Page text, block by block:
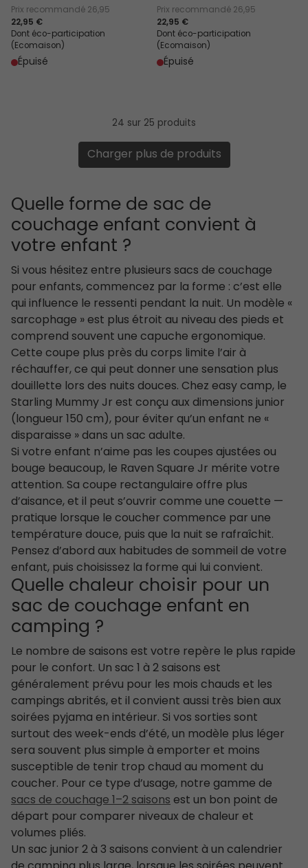
Prix recommandé 26,95
22,95 €
Dont éco-participation
(Ecomaison)
Épuisé
Prix recommandé 26,95
22,95 €
Dont éco-participation
(Ecomaison)
Épuisé
24 sur 25 produits
Charger plus de produits
Quelle forme de sac de
couchage enfant convient à
votre enfant ?
Si vous hésitez entre plusieurs sacs de couchage
pour enfants, commencez par la forme : c’est elle
qui influence le ressenti pendant la nuit. Un modèle «
sarcophage » est plus étroit au niveau des pieds et
comprend souvent une capuche ergonomique.
Cette coupe plus près du corps limite l’air à
réchauffer, ce qui peut donner une sensation plus
douillette lors des nuits douces. Chez easy camp, le
Starling Mummy Jr est conçu aux dimensions junior
(longueur 150 cm), pour éviter qu’un enfant ne «
disparaisse » dans un sac adulte.
Si votre enfant n’aime pas les coupes ajustées ou
bouge beaucoup, le Raven Square Jr mérite votre
attention. Sa coupe rectangulaire offre plus
d’aisance, et il peut s’ouvrir comme une couette —
pratique lorsque le coucher commence par une
température douce, puis que la nuit se rafraîchit.
Pensez d’abord aux habitudes de sommeil de votre
enfant, puis choisissez la forme qui lui convient.
Quelle chaleur choisir pour un
sac de couchage enfant en
camping ?
Le nombre de saisons est votre repère le plus rapide
pour le confort. Un sac 1 à 2 saisons est
généralement prévu pour les mois chauds et les
campings abrités, et il convient aussi très bien aux
soirées pyjama en intérieur. Si vos sorties sont
surtout des week-ends d’été, un modèle plus léger
sera souvent plus simple à emporter et moins
susceptible de tenir trop chaud au moment du
coucher. Pour ce type d’usage, notre gamme de
sacs de couchage 1–2 saisonsest un bon point de
départ pour comparer niveaux de chaleur et
volumes pliés.
Un sac junior 2 à 3 saisons convient à un calendrier